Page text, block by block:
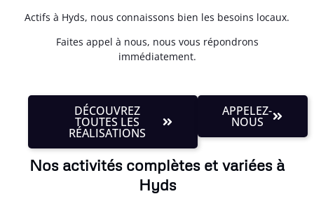
Actifs à Hyds, nous connaissons bien les besoins locaux.
Faites appel à nous, nous vous répondrons
immédiatement.
DÉCOUVREZ
TOUTES LES
RÉALISATIONS
APPELEZ-
NOUS
Nos activités complètes et variées à
Hyds